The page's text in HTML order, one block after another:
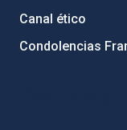
Canal ético
Condolencias